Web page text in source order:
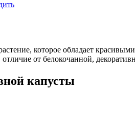
которое обладает
от белокочанной,
капусты